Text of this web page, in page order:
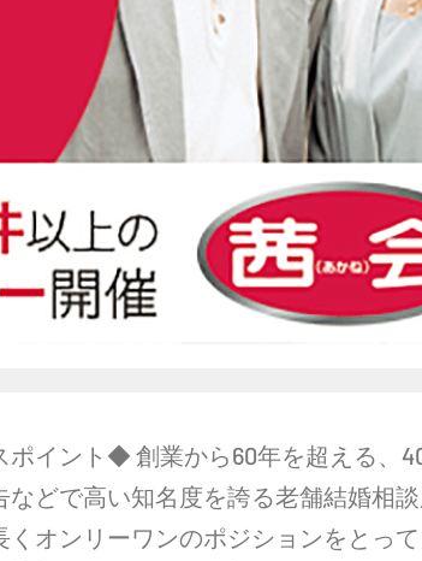
イント◆ 創業から60年を超える、
などで高い知名度を誇る老舗結婚相
くオンリーワンのポジションをとっ